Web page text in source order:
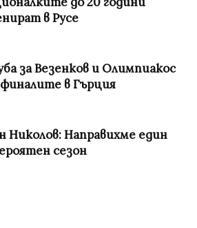
в Русе
за Везенков и Олимпиакос
финалите в Гърция
Николов: Направихме един
сезон